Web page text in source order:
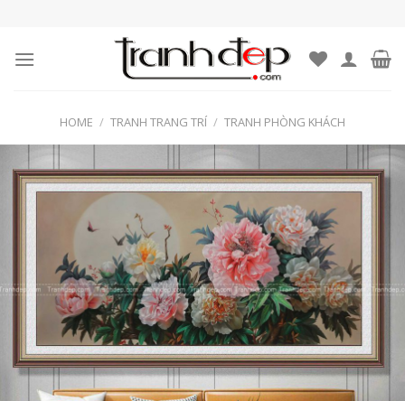
content
HOME / TRANH TRANG TRÍ / TRANH PHÒNG KHÁCH